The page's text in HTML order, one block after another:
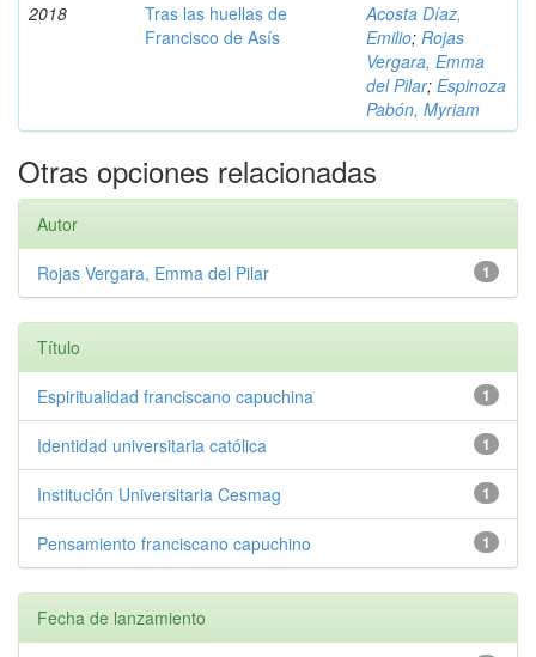
2018
Tras las huellas de
Francisco de Asís
Acosta Díaz,
Emilio; Rojas
Vergara, Emma
del Pilar; Espinoza
Pabón, Myriam
Otras opciones relacionadas
Autor
1
Rojas Vergara, Emma del Pilar
Título
1
Espiritualidad franciscano capuchina
1
Identidad universitaria católica
1
Institución Universitaria Cesmag
1
Pensamiento franciscano capuchino
Fecha de lanzamiento